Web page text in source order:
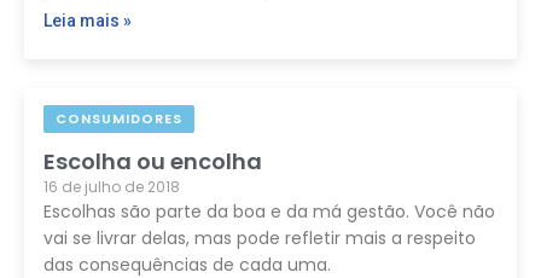
Leia mais »
CONSUMIDORES
Escolha ou encolha
16 de julho de 2018
Escolhas são parte da boa e da má gestão. Você não
vai se livrar delas, mas pode refletir mais a respeito
das consequências de cada uma.